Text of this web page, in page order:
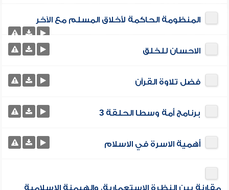
المنظومة الحاكمة لأخلاق المسلم مع الآخر
الاحسان للخلق
فضل تلاوة القرآن
برنامج أمة وسطا الحلقة 3
أهمية الاسرة في الاسلام
مقارنة بين النظرة الاستعمارية، والهيمنة الإسلامية